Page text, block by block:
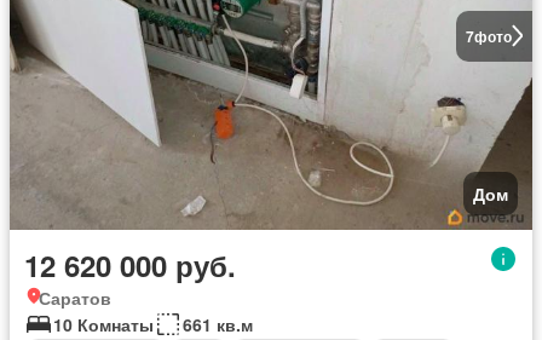
7фото
Дом
12 620 000 руб.
Саратов
10 Комнаты
661 кв.м